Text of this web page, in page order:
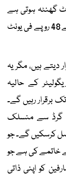
روپے فی کلو واٹ گھنٹہ ہوتی ہے
جبکہ شام کے عروج کے وقت ریٹیل ٹیرف 42 سے 48 روپے فی یونٹ
دیتے ہیں، مگر یہ
کے حالیہ
رہیں گے۔
گرڈ سے منسلک
کرسکیں گے۔ جو
خاتمے کی ہے جو
کو اپنی ذاتی